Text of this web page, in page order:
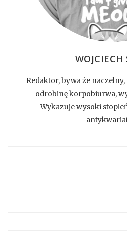
WOJCIECH
Redaktor, bywa że
odrobinę korpobiurwa,
Wykazuje wysoki